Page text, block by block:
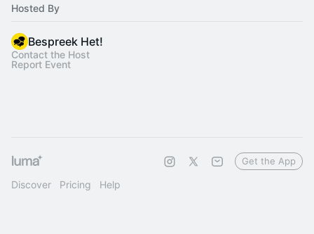
Hosted By
Bespreek Het!
Contact the Host
Report Event
Discover Pricing Help
Get the App